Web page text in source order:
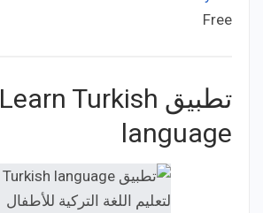
Free
تطبيق Learn Turkish
language